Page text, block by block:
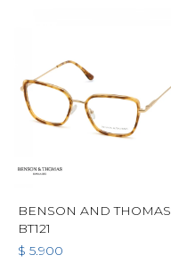
BENSON AND THOMAS
BT121
$ 5.900